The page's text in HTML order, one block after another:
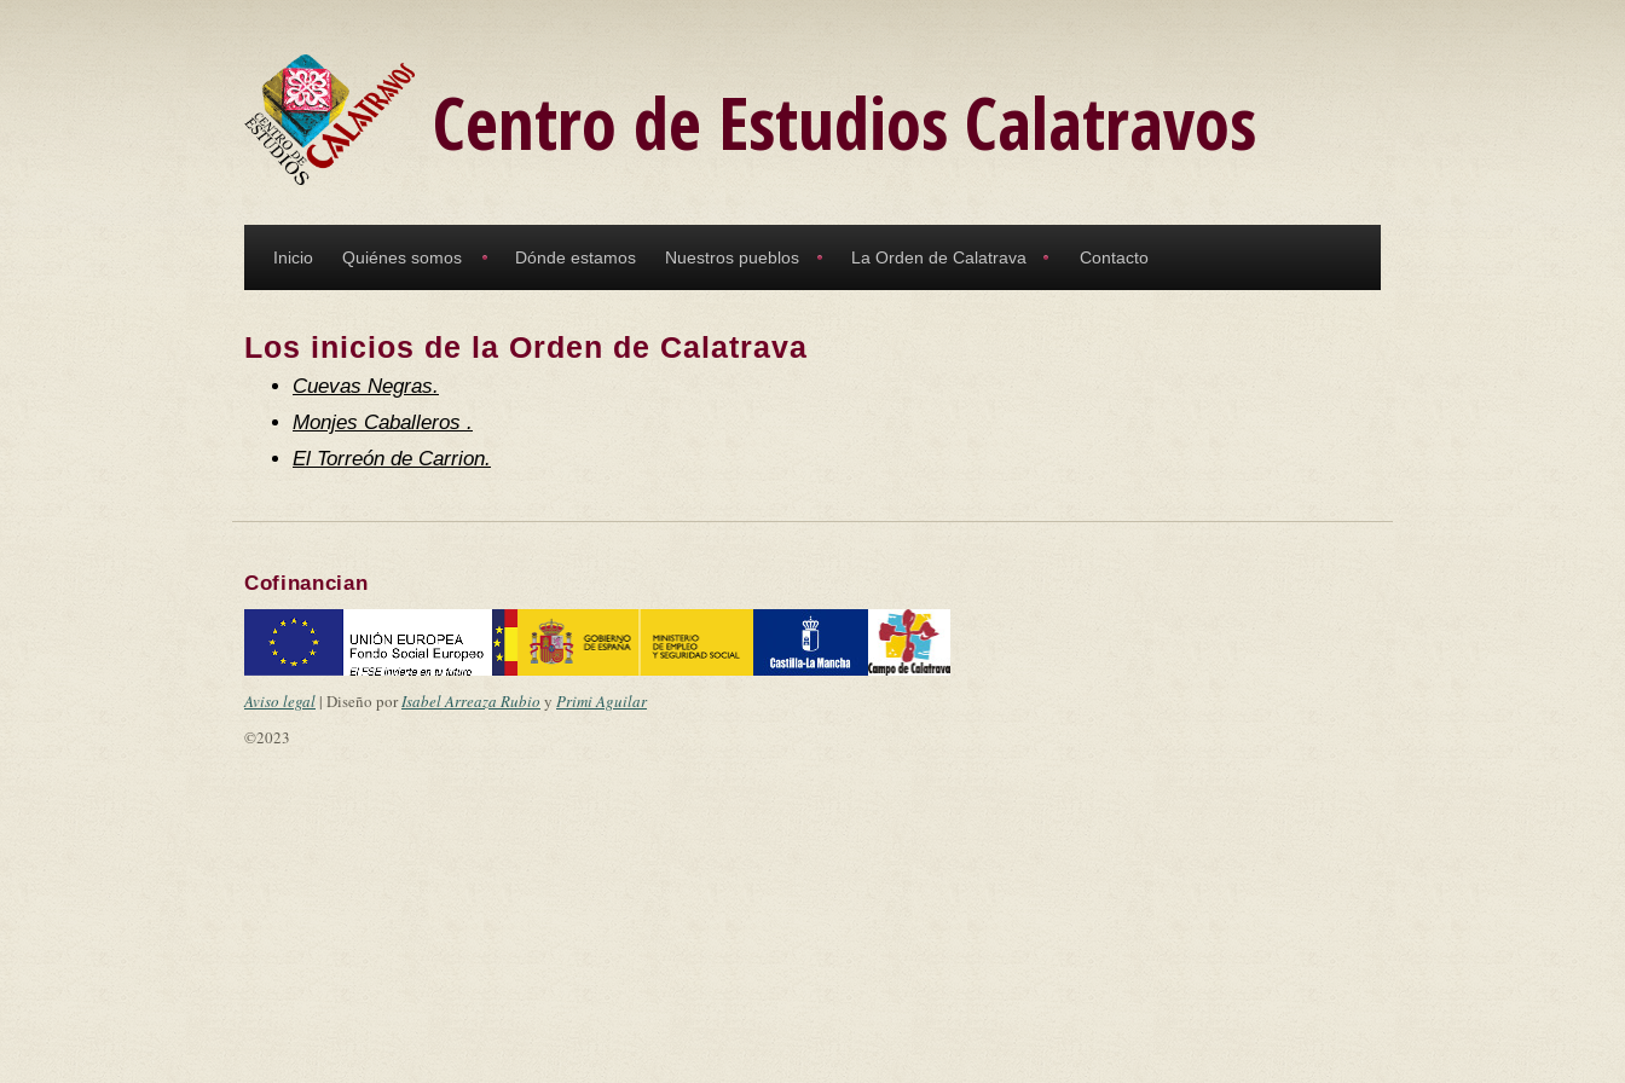
Centro de Estudios Calatravos
Inicio Quiénes somos Dónde estamos Nuestros pueblos La Orden de Calatrava Contacto
Los inicios de la Orden de Calatrava
Cuevas Negras.
Monjes Caballeros .
El Torreón de Carrion.
Cofinancian
Aviso legal| Diseño porIsabel Arreaza Rubio y Primi Aguilar
©2023